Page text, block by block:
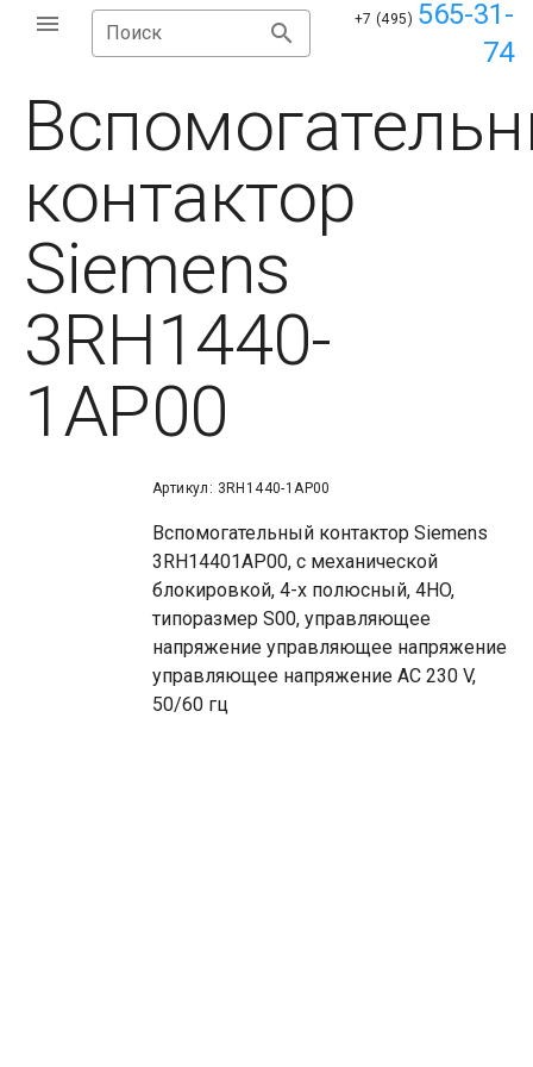
Поиск
+7 (495) 565-31-
74
контактор
Siemens
3RH1440-
1AP00
Артикул: 3RH1440-1AP00
Вспомогательный контактор Siemens
3RH14401AP00, с механической
блокировкой, 4-х полюсный, 4НO,
типоразмер S00, управляющее
напряжение управляющее напряжение
управляющее напряжение AC 230 V,
50/60 гц